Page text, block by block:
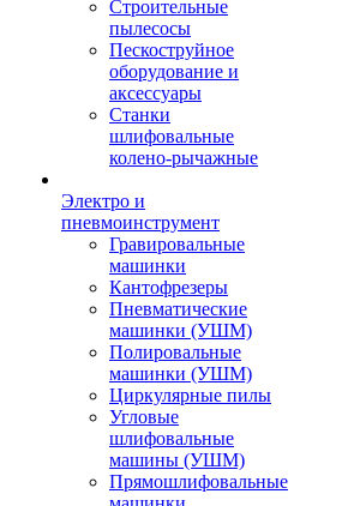
Строительные
пылесосы
Пескоструйное
оборудование и
аксессуары
Станки
шлифовальные
колено-рычажные
Электро и
пневмоинструмент
Гравировальные
машинки
Кантофрезеры
Пневматические
машинки (УШМ)
Полировальные
машинки (УШМ)
Циркулярные пилы
Угловые
шлифовальные
машины (УШМ)
Прямошлифовальные